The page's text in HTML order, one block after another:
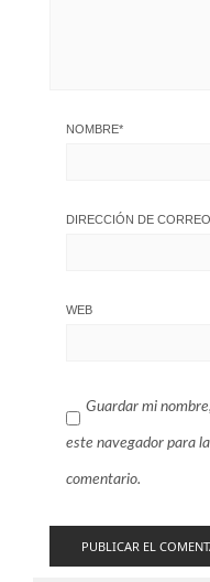
NOMBRE*
DIRECCIÓN DE
WEB
Guardar mi
este navegador para
comentario.